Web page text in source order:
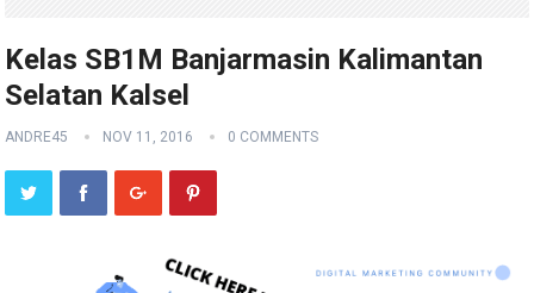
Kelas SB1M Banjarmasin Kalimantan
Selatan Kalsel
ANDRE45 NOV 11, 2016 0 COMMENTS